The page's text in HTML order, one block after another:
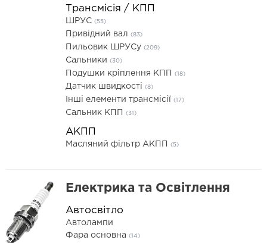
Трансмісія / КПП
ШРУС (55)
Привідний вал (83)
Пильовик ШРУСу (209)
Сальники (30)
Подушки кріплення КПП (18)
Датчик швидкості (8)
Інші елементи трансмісії (17)
Сальник КПП (31)
АКПП
Масляний фільтр АКПП (5)
Електрика та Освітлення
Автосвітло
Автолампи
Фара основна (14)